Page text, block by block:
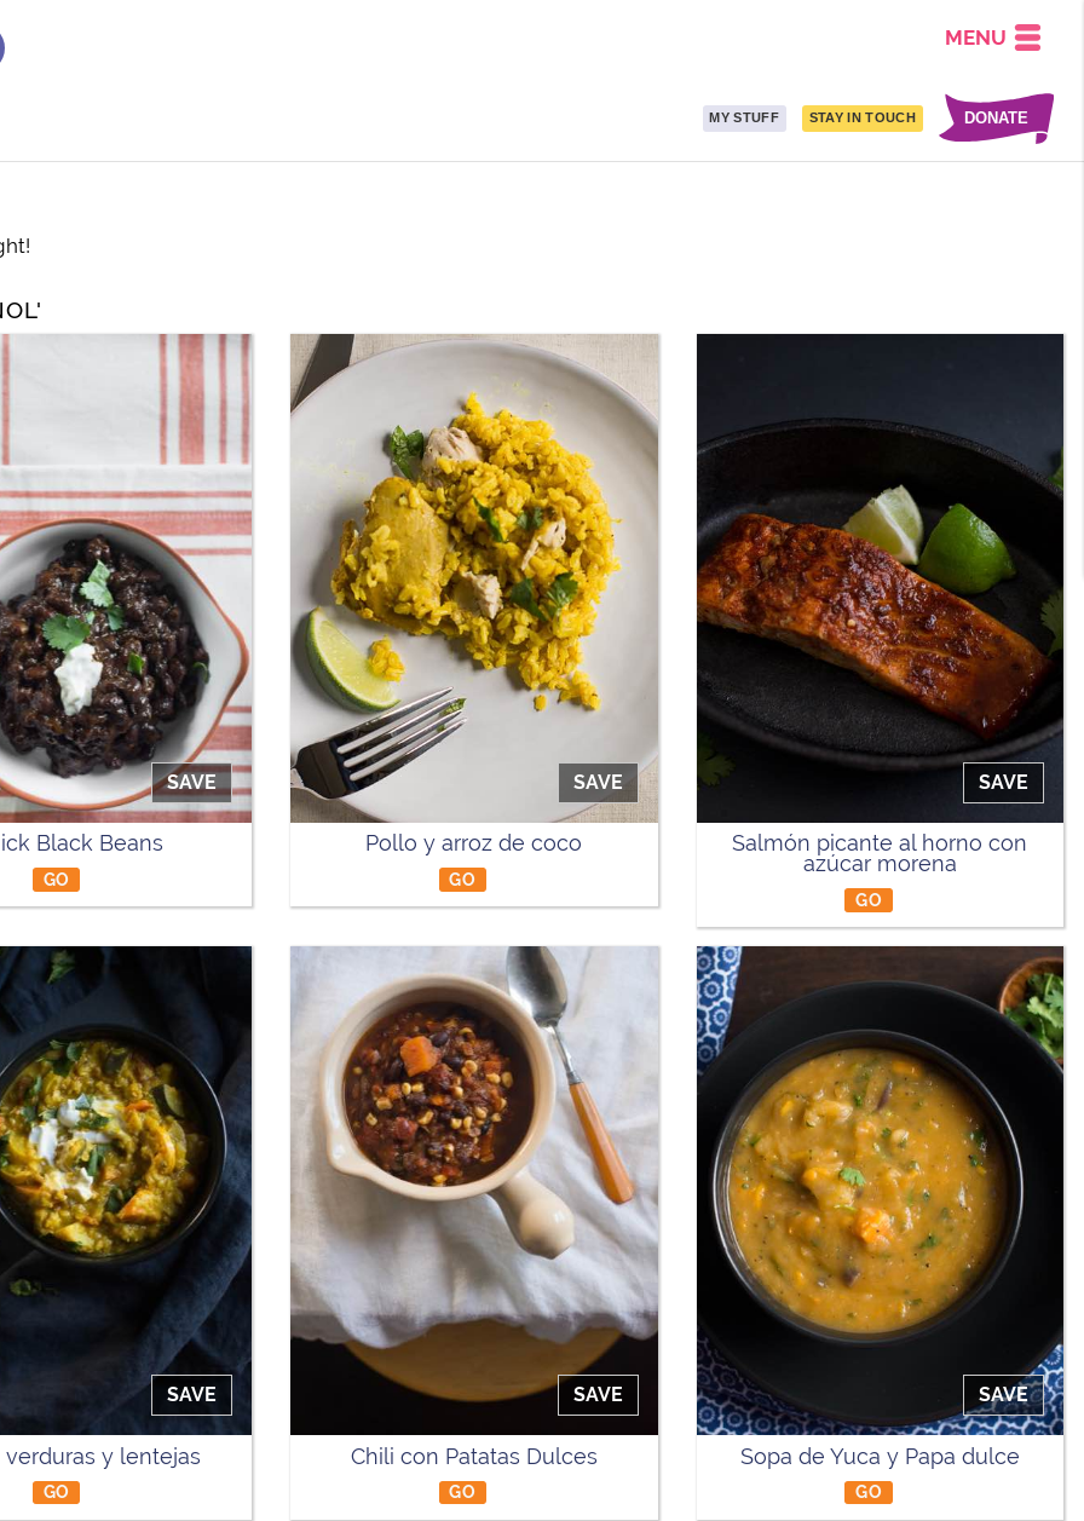
MENU
MY STUFF STAY IN TOUCH DONATE
SAVE
Black Beans
GO
SAVE
Pollo y arroz de coco
GO
SAVE
Salmón picante al horno con
azúcar morena
GO
SAVE
verduras y lentejas
GO
SAVE
Chili con Patatas Dulces
GO
SAVE
Sopa de Yuca y Papa dulce
GO